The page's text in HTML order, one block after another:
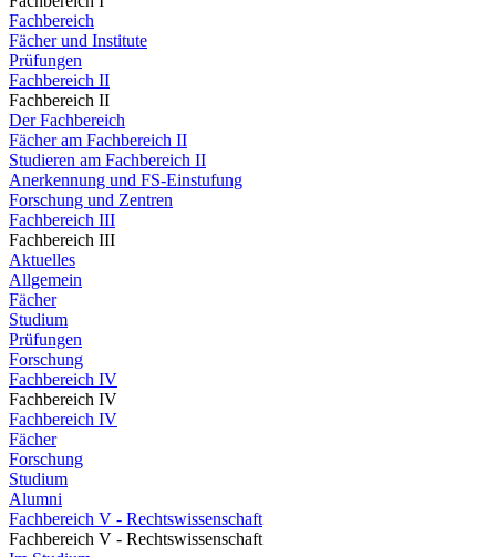
Fachbereich
Fächer und Institute
Prüfungen
Fachbereich II
Fachbereich II
Der Fachbereich
Fächer am Fachbereich II
Studieren am Fachbereich II
Anerkennung und FS-Einstufung
Forschung und Zentren
Fachbereich III
Fachbereich III
Aktuelles
Allgemein
Fächer
Studium
Prüfungen
Forschung
Fachbereich IV
Fachbereich IV
Fachbereich IV
Fächer
Forschung
Studium
Alumni
Fachbereich V - Rechtswissenschaft
Fachbereich V - Rechtswissenschaft